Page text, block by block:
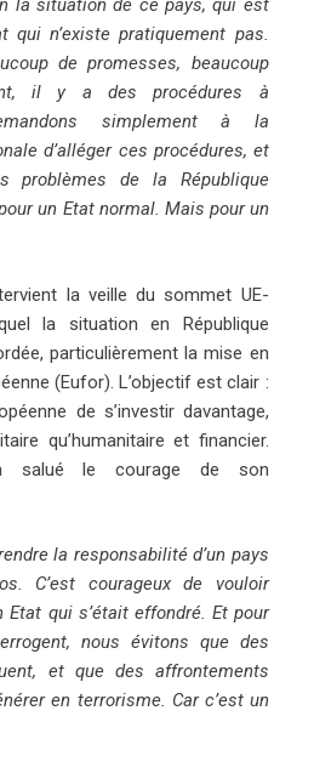
la situation de ce pays, qui est
qui n’existe pratiquement pas.
de promesses, beaucoup
il y a des procédures à
simplement à la
d’alléger ces procédures, et
de la République
un Etat normal. Mais pour un
la veille du sommet UE-
la situation en République
particulièrement la mise en
(Eufor). L’objectif est clair :
de s’investir davantage,
qu’humanitaire et financier.
salué le courage de son
la responsabilité d’un pays
C’est courageux de vouloir
Etat qui s’était effondré. Et pour
nous évitons que des
et que des affrontements
en terrorisme. Car c’est un